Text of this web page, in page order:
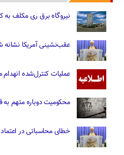
نیروگاه برق ری مکلف به کاشت 2 برابری
عقب‌نشینی آمریکا نشانه
عملیات کنترل‌شده انهدام
محکومیت دوباره متهم به
خطای محاسباتی در